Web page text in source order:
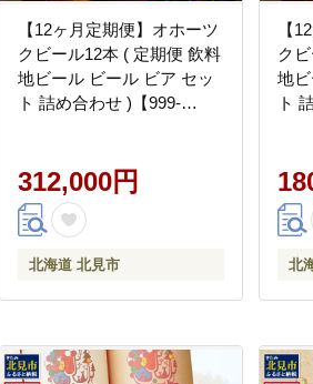
【12ヶ月定期便】オホーツ
クビール12本 ( 定期便 飲料
地ビール ビール ビア セッ
ト 詰め合わせ )【999-
312,000円
北海道 北見市
【
ク
地
ト
北